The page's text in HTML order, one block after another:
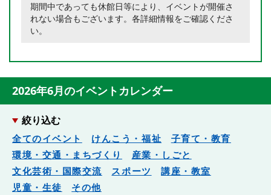
期間中であっても休館日等により、イベントが開催さ
れない場合もございます。各詳細情報をご確認くださ
い。
2026年6月のイベントカレンダー
絞り込む
全てのイベント けんこう・福祉
子育て・教育
環境・交通・まちづくり
産業・しごと
文化芸術・国際交流
スポーツ
講座・教室
児童・生徒
その他